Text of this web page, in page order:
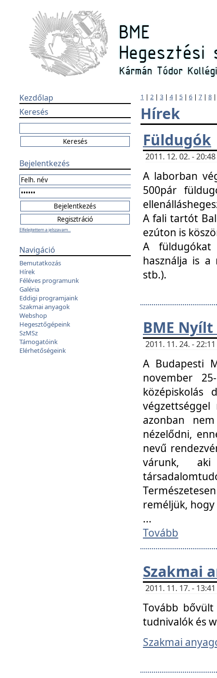
Kezdőlap
Keresés
Bejelentkezés
Elfelejtettem a jelszavam...
Navigáció
Bemutatkozás
Hírek
Féléves programunk
Galéria
Eddigi programjaink
Szakmai anyagok
Webshop
Hegesztőgépeink
SzMSz
Támogatóink
Elérhetőségeink
1 | 2 | 3 | 4| 5 | 6 | 7 | 8
Hírek
Füldugók
2011. 12. 02. -
A laborban
500pár
A fali tartót
ezúton is
A füldugókat
használja is a
stb.).
BME
2011. 11. 24. -
A Budapesti
november
középiskolás
azonban
nézelődni,
nevű
várunk, aki
reméljük,
...
Tovább
Szakmai
2011. 11. 17. -
Tovább bővült
tudnivalók és
Szakmai